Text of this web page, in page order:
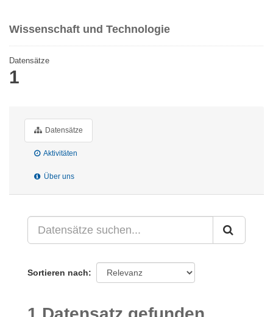
Wissenschaft und Technologie
Datensätze
1
Datensätze
Aktivitäten
Über uns
Sortieren nach